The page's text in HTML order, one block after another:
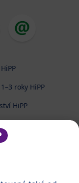
roky HiPP
HiPP